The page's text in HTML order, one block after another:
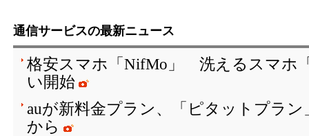
通信サービスの最新ニュース
格安スマホ「NifMo」 洗えるスマホ
い開始
auが新料金プラン、「ピタットプラン
から